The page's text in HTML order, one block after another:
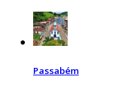
Passabém